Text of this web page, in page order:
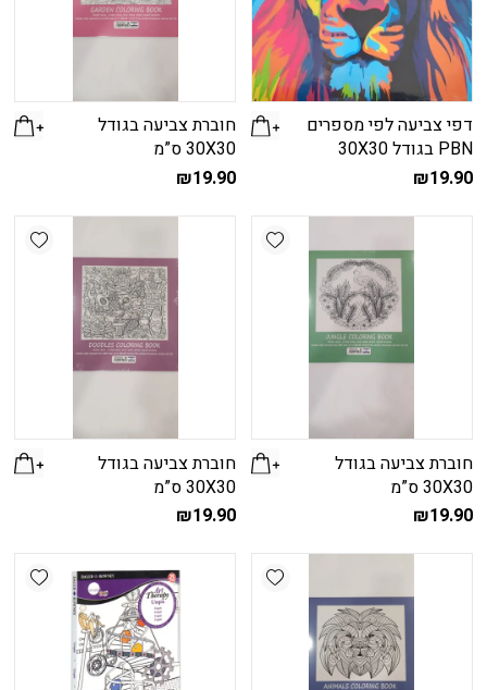
דפי צביעה לפי מספרים
PBN בגודל 30X30
₪19.90
חוברת צביעה בגודל
30X30 ס”מ
₪19.90
Add wishlist
חוברת צביעה בגודל
30X30 ס”מ
₪19.90
חוברת צביעה בגודל
30X30 ס”מ
₪19.90
Add wishlist